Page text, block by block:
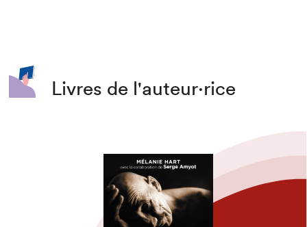
Livres de l'auteur·rice